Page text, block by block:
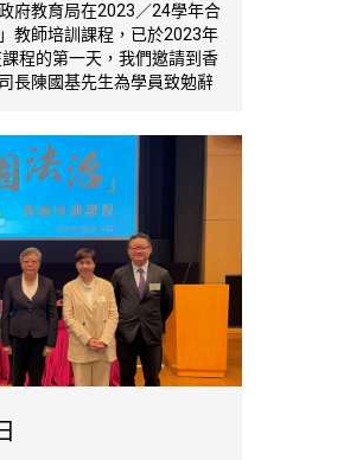
府教育局在2023／24學年合
教師培訓課程，已於2023年
程的第一天，我們邀請到香
長陳國基先生為學員致勉辭